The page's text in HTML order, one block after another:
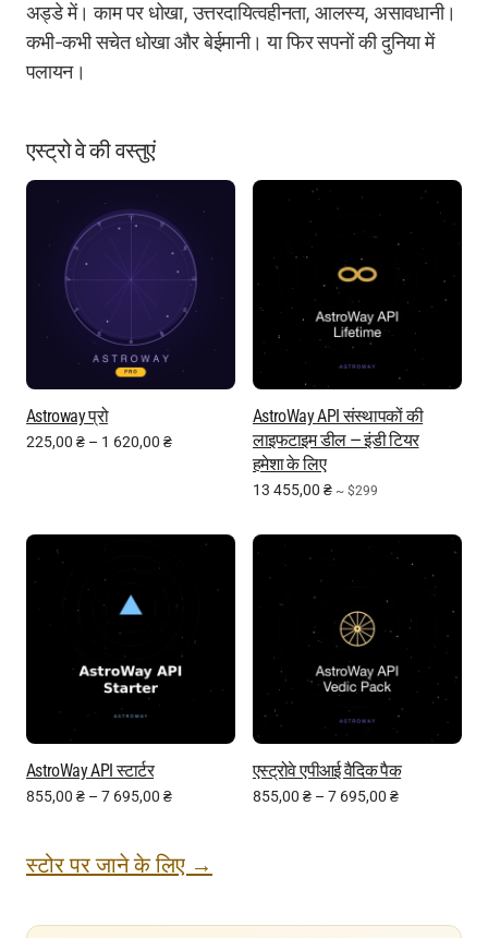
अड्डे में। काम पर धोखा, उत्तरदायित्वहीनता, आलस्य, असावधानी।
कभी-कभी सचेत धोखा और बेईमानी। या फिर सपनों की दुनिया में
पलायन।
एस्ट्रो वे की वस्तुएं
Astroway प्रो
225,00 ₴ – 1 620,00 ₴
AstroWay API संस्थापकों की
लाइफटाइम डील — इंडी टियर
हमेशा के लिए
13 455,00 ₴ ~ $299
AstroWay API स्टार्टर
855,00 ₴ – 7 695,00 ₴
एस्ट्रोवे एपीआई वैदिक पैक
855,00 ₴ – 7 695,00 ₴
स्टोर पर जाने के लिए →